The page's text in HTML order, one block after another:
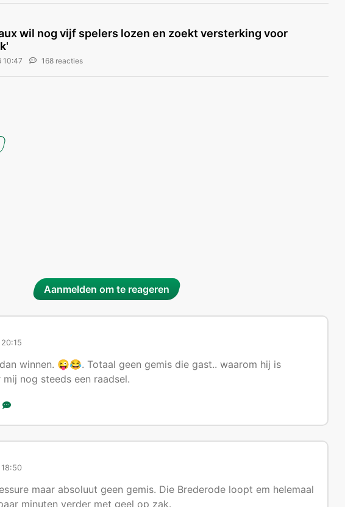
wil nog vijf spelers lozen en zoekt versterking voor
10:47 168 reacties
Aanmelden om te reageren
winnen. 😜😂. Totaal geen gemis die gast.. waarom hij is
nog steeds een raadsel.
maar absoluut geen gemis. Die Brederode loopt em helemaal
minuten verder met geel op zak.